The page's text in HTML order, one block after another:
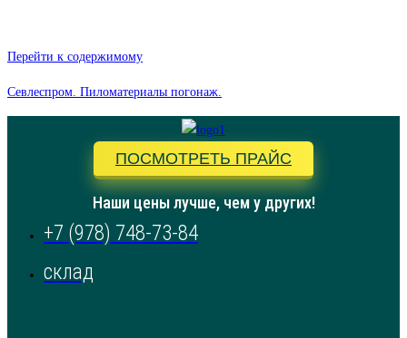
Перейти к содержимому
Севлеспром. Пиломатериалы погонаж.
ПОСМОТРЕТЬ ПРАЙС
Наши цены лучше, чем у других!
+7 (978) 748-73-84
склад